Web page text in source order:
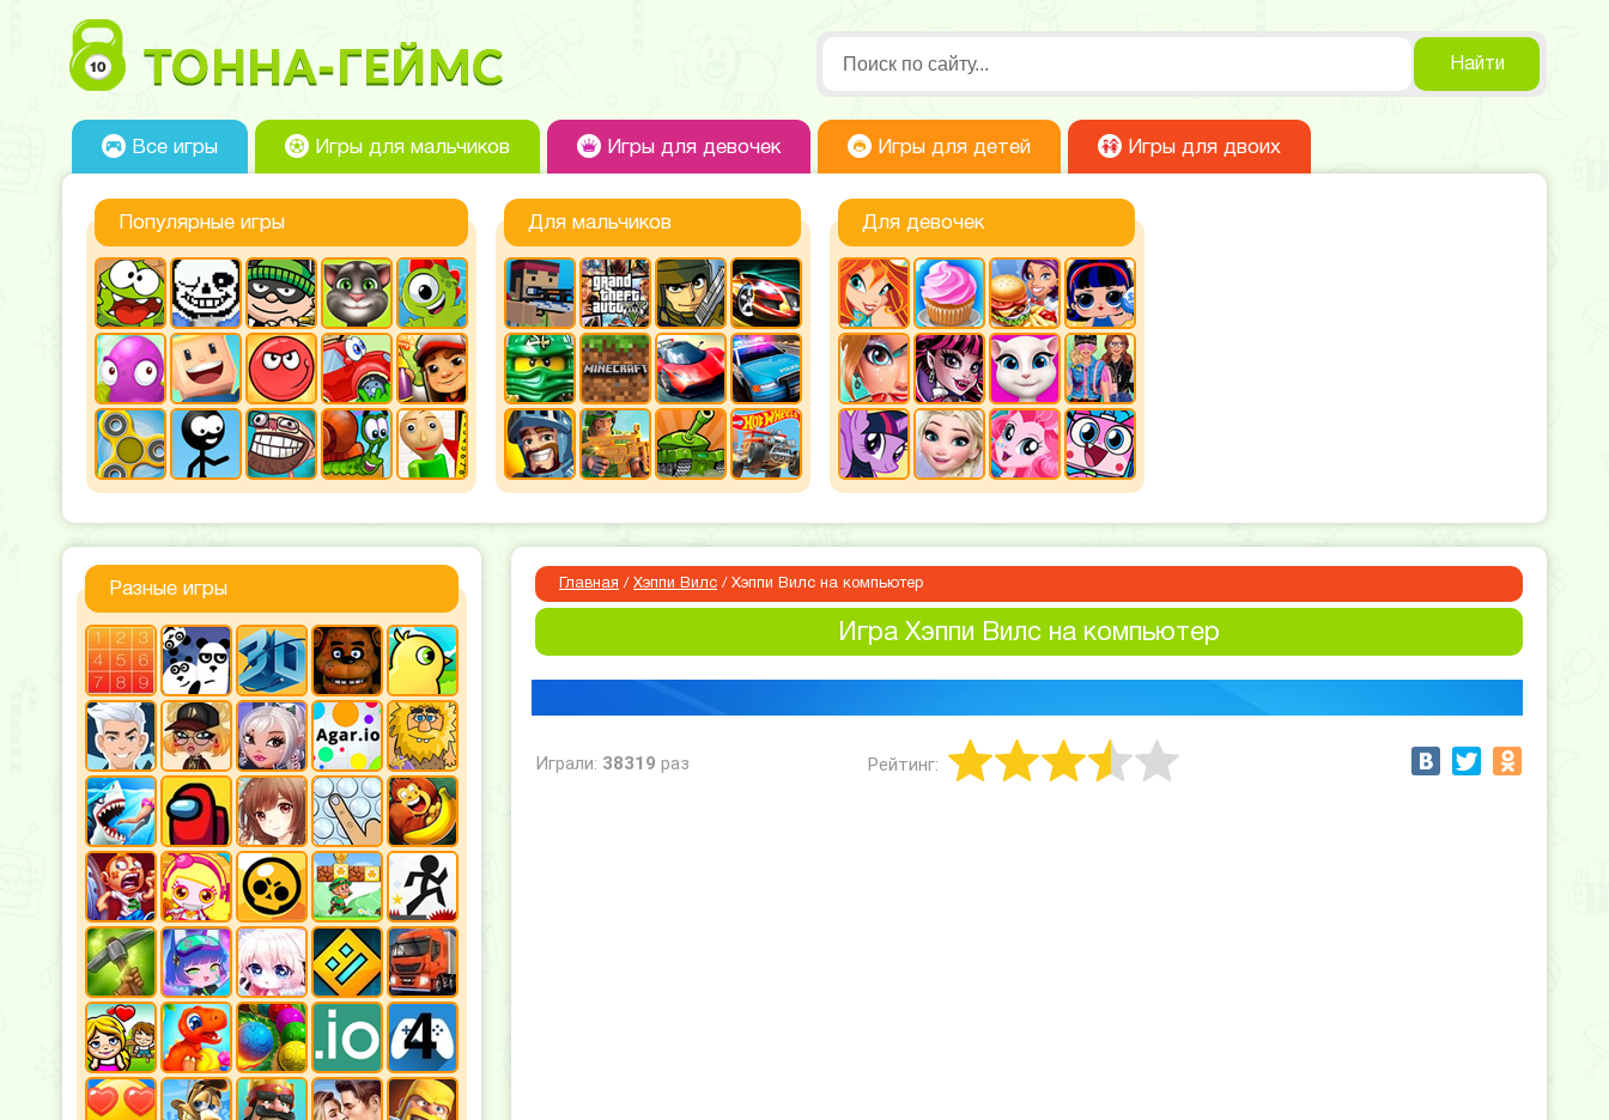
Найти
Все игры Игры для мальчиков Игры для девочек Игры для детей Игры для двоих
Популярные игры Для мальчиков Для девочек
Разные игры Главная / Хэппи Вилс / Хэппи Вилс на компьютер
Игра Хэппи Вилс на компьютер
Играли: 38319 раз Рейтинг: